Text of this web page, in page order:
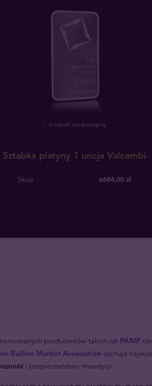
Produkt niedostępny
Sztabka platyny 1 uncja Valcambi
Skup 6684,00 zł
producentów takich jak PAMP czy
Bullion Market Association cechuje
i bezpieczeństwo inwestycji.